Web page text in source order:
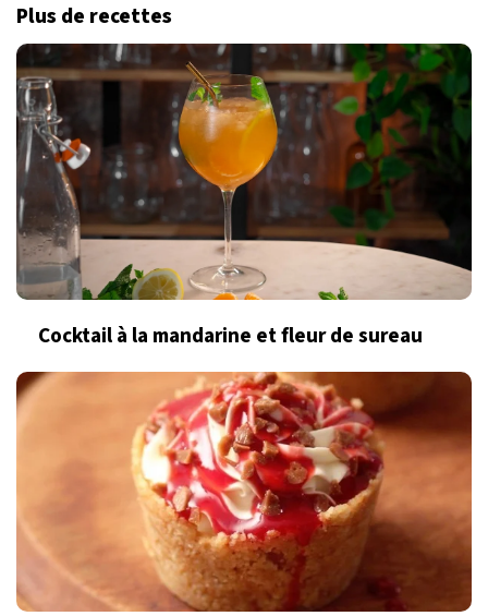
Plus de recettes
Cocktail à la mandarine et fleur de sureau